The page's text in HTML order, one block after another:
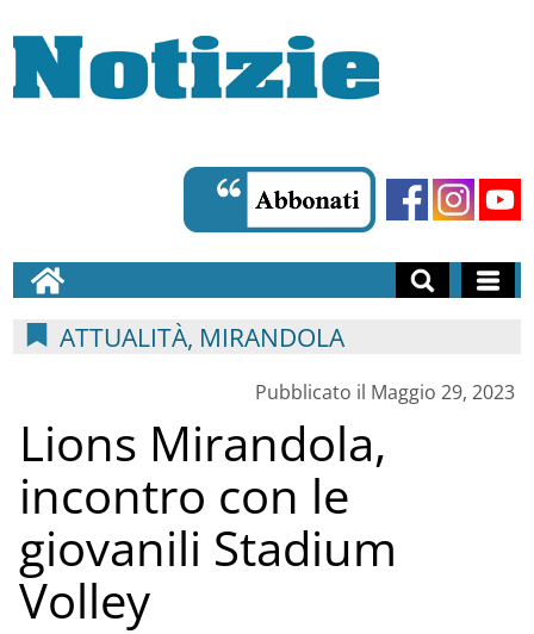
ATTUALITÀ, MIRANDOLA
Pubblicato il Maggio 29, 2023
Lions Mirandola,
incontro con le
giovanili Stadium
Volley